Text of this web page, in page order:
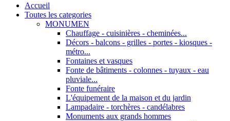
Accueil
Toutes les categories
MONUMEN
Chauffage - cuisinières - cheminées...
Décors - balcons - grilles - portes - kiosques -
métro...
Fontaines et vasques
Fonte de bâtiments - colonnes - tuyaux - eau
pluviale...
Fonte funéraire
L'équipement de la maison et du jardin
Lampadaire - torchères - candélabres
Monuments aux grands hommes